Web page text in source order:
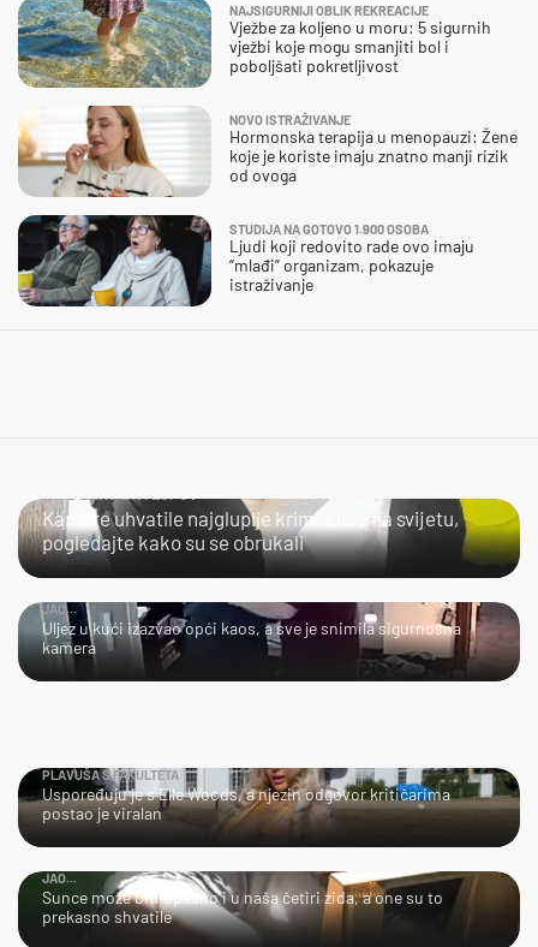
NAJSIGURNIJI OBLIK REKREACIJE
Vježbe za koljeno u moru: 5 sigurnih
vježbi koje mogu smanjiti bol i
poboljšati pokretljivost
NOVO ISTRAŽIVANJE
Hormonska terapija u menopauzi: Žene
koje je koriste imaju znatno manji rizik
od ovoga
STUDIJA NA GOTOVO 1.900 OSOBA
Ljudi koji redovito rade ovo imaju
“mlađi” organizam, pokazuje
istraživanje
Kamere uhvatile najgluplje kriminalce na svijetu,
pogledajte kako su se obrukali
JAO...
Uljez u kući izazvao opći kaos, a sve je snimila sigurnosna
kamera
PLAVUŠA S FAKULTETA
Uspoređuju je s Elle Woods, a njezin odgovor kritičarima
postao je viralan
JAO...
Sunce može biti opasno i u naša četiri zida, a one su to
prekasno shvatile